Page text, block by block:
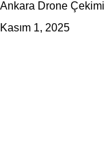
Ankara Drone Çekimi
Kasım 1, 2025